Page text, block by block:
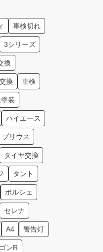
車検切れ
3シリーズ
換
換 車検
装
ハイエース
プリウス
タイヤ交換
タント
ポルシェ
セレナ
A4 警告灯
ンR